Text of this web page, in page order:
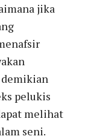
jika
demikian
pelukis
melihat
seni.